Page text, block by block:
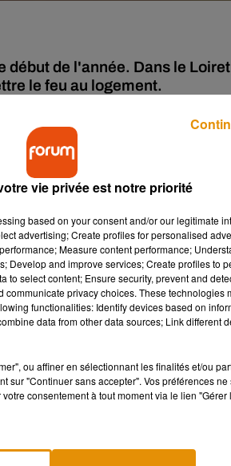
début de l'année. Dans le
le feu au logement.
mercredi où le corps d'une femme sans
d’égorgement retrouvées sur le
juge aujourd’hui vendredi 16 août. Une
par incendie. Actuellement, le
"Nous toutes" dénonce un
vie privée est notre priorité
based on your consent and/or our legitimate
advertising; Create profiles for personalised
Measure content performance;
Develop and improve services; Create profiles to
select content; Ensure security, prevent and
privacy choices. These technologies
functionalities: Identify devices based on
data from other data sources; Link different
ou affiner en sélectionnant les finalités et/ou
sur "Continuer sans accepter". Vos préférences
consentement à tout moment via le lien